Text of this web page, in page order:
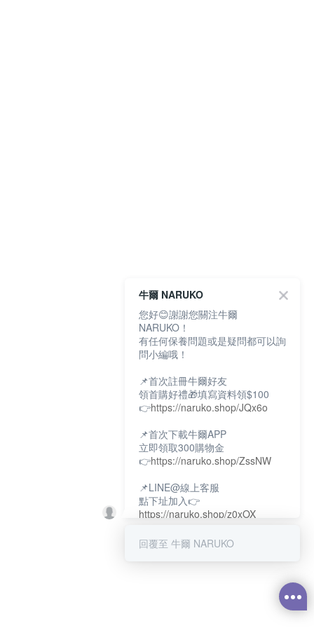
牛爾 NARUKO
您好😊謝謝您關注牛爾
NARUKO！
有任何保養問題或是疑問都可以詢
問小編哦！
📌首次註冊牛爾好友
領首購好禮🎁填寫資料領$100
👉https://naruko.shop/JQx6o
📌首次下載牛爾APP
立即領取300購物金
👉https://naruko.shop/ZssNW
📌LINE@線上客服
點下址加入👉
https://naruko.shop/z0xOX
📌電話客服：02-26581707
回覆至 牛爾 NARUKO